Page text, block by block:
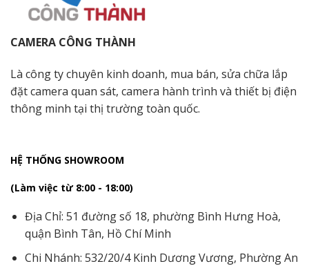
CAMERA CÔNG THÀNH
Là công ty chuyên kinh doanh, mua bán, sửa chữa lắp
đặt camera quan sát, camera hành trình và thiết bị điện
thông minh tại thị trường toàn quốc.
HỆ THỐNG SHOWROOM
(Làm việc từ 8:00 - 18:00)
Địa Chỉ: 51 đường số 18, phường Bình Hưng Hoà,
quận Bình Tân, Hồ Chí Minh
Chi Nhánh: 532/20/4 Kinh Dương Vương, Phường An